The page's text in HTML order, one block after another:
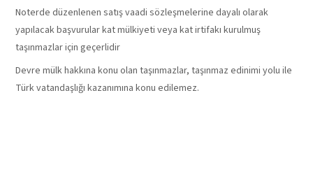
Noterde düzenlenen satış vaadi sözleşmelerine dayalı olarak
yapılacak başvurular kat mülkiyeti veya kat irtifakı kurulmuş
taşınmazlar için geçerlidir
Devre mülk hakkına konu olan taşınmazlar, taşınmaz edinimi yolu ile
Türk vatandaşlığı kazanımına konu edilemez.